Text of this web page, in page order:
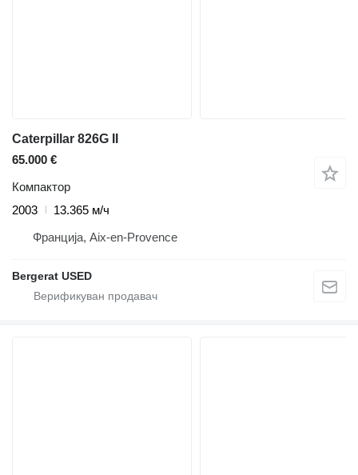
Caterpillar 826G II
65.000 €
Компактор
2003
13.365 м/ч
Франција, Aix-en-Provence
Bergerat USED